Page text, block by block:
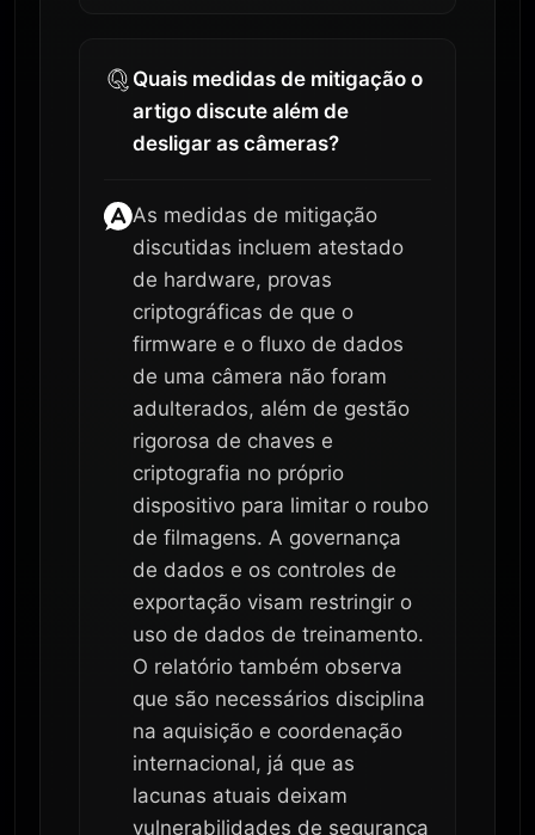
Quais medidas de mitigação o
artigo discute além de
desligar as câmeras?
As medidas de mitigação
discutidas incluem atestado
de hardware, provas
criptográficas de que o
firmware e o fluxo de dados
de uma câmera não foram
adulterados, além de gestão
rigorosa de chaves e
criptografia no próprio
dispositivo para limitar o roubo
de filmagens. A governança
de dados e os controles de
exportação visam restringir o
uso de dados de treinamento.
O relatório também observa
que são necessários disciplina
na aquisição e coordenação
internacional, já que as
lacunas atuais deixam
vulnerabilidades de segurança